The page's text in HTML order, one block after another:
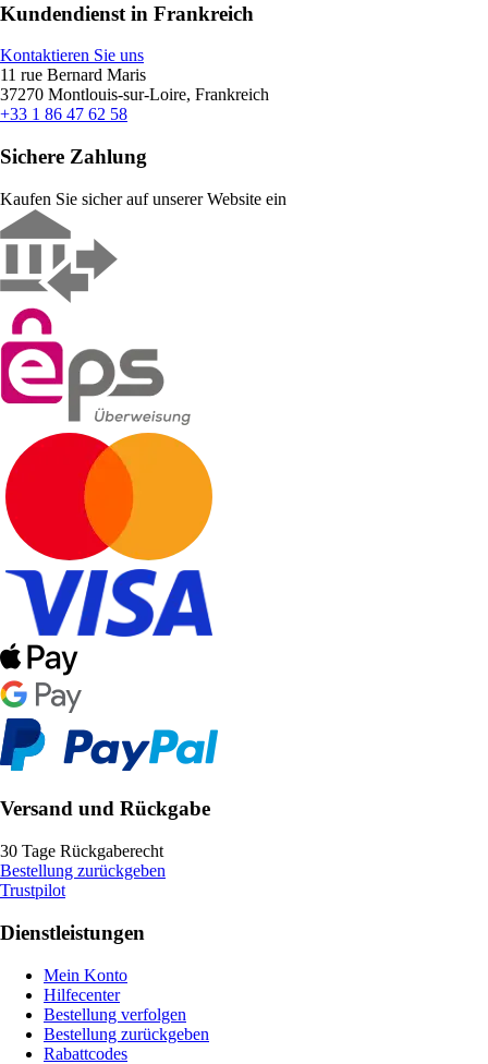
Kundendienst in Frankreich
Kontaktieren Sie uns
11 rue Bernard Maris
37270 Montlouis-sur-Loire, Frankreich
+33 1 86 47 62 58
Sichere Zahlung
Kaufen Sie sicher auf unserer Website ein
Versand und Rückgabe
30 Tage Rückgaberecht
Bestellung zurückgeben
Trustpilot
Dienstleistungen
Mein Konto
Hilfecenter
Bestellung verfolgen
Bestellung zurückgeben
Rabattcodes